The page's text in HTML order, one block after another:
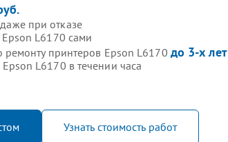
даже при отказе
L6170 сами
принтеров Epson L6170 до 3-х лет
L6170 в течении часа
Узнать стоимость работ